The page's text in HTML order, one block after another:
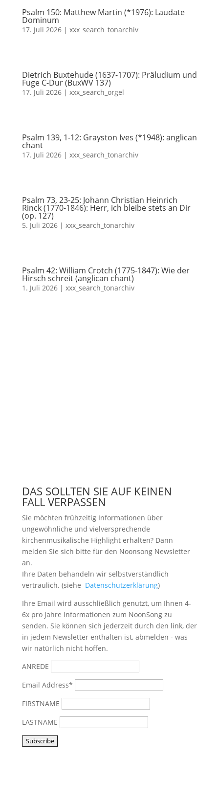
Psalm 150: Matthew Martin (*1976): Laudate
Dominum
17. Juli 2026| xxx_search_tonarchiv
Dietrich Buxtehude (1637-1707): Präludium und
Fuge C-Dur (BuxWV 137)
17. Juli 2026| xxx_search_orgel
Psalm 139, 1-12: Grayston Ives (*1948): anglican
chant
17. Juli 2026| xxx_search_tonarchiv
Psalm 73, 23-25: Johann Christian Heinrich
Rinck (1770-1846): Herr, ich bleibe stets an Dir
(op. 127)
5. Juli 2026| xxx_search_tonarchiv
Psalm 42: William Crotch (1775-1847): Wie der
Hirsch schreit (anglican chant)
1. Juli 2026| xxx_search_tonarchiv
DAS SOLLTEN SIE AUF KEINEN
FALL VERPASSEN
Sie möchten frühzeitig Informationen über
ungewöhnliche und vielversprechende
kirchenmusikalische Highlight erhalten? Dann
melden Sie sich bitte für den Noonsong Newsletter
an.
Ihre Daten behandeln wir selbstverständlich
vertraulich. (siehe Datenschutzerklärung)
Ihre Email wird ausschließlich genutzt, um Ihnen 4-
6x pro Jahre Informationen zum NoonSong zu
senden. Sie können sich jederzeit durch den link, der
in jedem Newsletter enthalten ist, abmelden - was
wir natürlich nicht hoffen.
ANREDE
Email Address*
FIRSTNAME
LASTNAME